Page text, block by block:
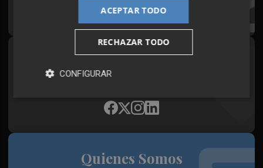
¡Quiero suscribirme!
Síguenos en redes
Plaza Podcast, desde cualquier medio
Quienes Somos
ACEPTAR TODO
RECHAZAR TODO
CONFIGURAR